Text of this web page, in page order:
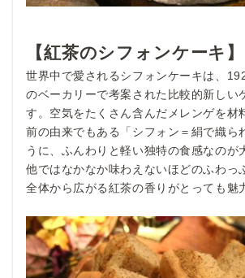
【紅茶のシフォンケーキ】
世界中で愛されるシフォンケーキは、
のベーカリーで考案された比較的新しい
す。空気をたくさん含んだメレンゲを材
前の由来でもある「シフォン＝絹で織ら
うに、ふんわりと軽い独特の食感なのが
他ではなかなか味わえないほどのふわっ
全体から広がる紅茶の香りがとっても魅